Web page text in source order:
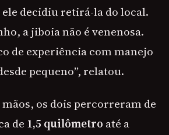
decidiu retirá-la do local.
a jiboia não é venenosa.
de experiência com manejo
pequeno”, relatou.
mãos, os dois percorreram de
de 1,5 quilômetro até a